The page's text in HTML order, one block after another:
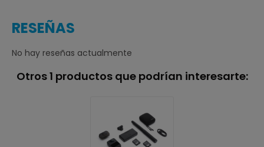
RESEÑAS
No hay reseñas actualmente
Otros 1 productos que podrían interesarte: